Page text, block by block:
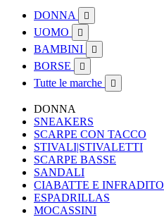
DONNA 
UOMO 
BAMBINI 
BORSE 
Tutte le marche 
DONNA
SNEAKERS
SCARPE CON TACCO
STIVALI|STIVALETTI
SCARPE BASSE
SANDALI
CIABATTE E INFRADITO
ESPADRILLAS
MOCASSINI